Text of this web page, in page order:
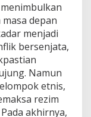
depan
menjadi
bersenjata,
Namun
etnis,
rezim
akhirnya,